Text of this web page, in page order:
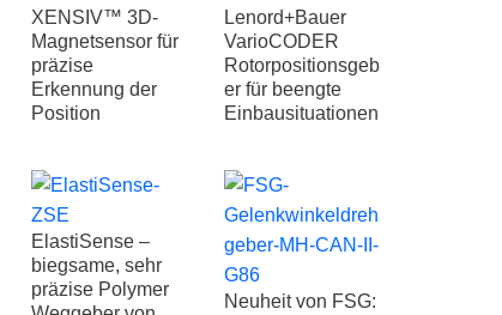
XENSIV™ 3D-
Magnetsensor für
präzise
Erkennung der
Position
Lenord+Bauer
VarioCODER
Rotorpositionsgeb
er für beengte
Einbausituationen
ElastiSense –
biegsame, sehr
präzise Polymer
Neuheit von FSG: